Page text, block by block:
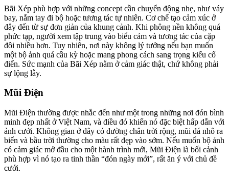
Bãi Xép phù hợp với những concept cần chuyển động nhẹ, như váy
bay, nắm tay đi bộ hoặc tương tác tự nhiên. Cơ chế tạo cảm xúc ở
đây đến từ sự đơn giản của khung cảnh. Khi phông nền không quá
phức tạp, người xem tập trung vào biểu cảm và tương tác của cặp
đôi nhiều hơn. Tuy nhiên, nơi này không lý tưởng nếu bạn muốn
một bộ ảnh quá cầu kỳ hoặc mang phong cách sang trọng kiểu cổ
điển. Sức mạnh của Bãi Xép nằm ở cảm giác thật, chứ không phải
sự lộng lẫy.
Mũi Điện
Mũi Điện thường được nhắc đến như một trong những nơi đón bình
minh đẹp nhất ở Việt Nam, và điều đó khiến nó đặc biệt hấp dẫn với
ảnh cưới. Không gian ở đây có đường chân trời rộng, mũi đá nhô ra
biển và bầu trời thường cho màu rất đẹp vào sớm. Nếu muốn bộ ảnh
có cảm giác mở đầu cho một hành trình mới, Mũi Điện là bối cảnh
phù hợp vì nó tạo ra tinh thần “đón ngày mới”, rất ăn ý với chủ đề
cưới.